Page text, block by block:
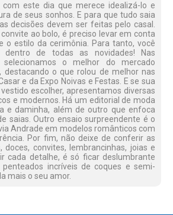
este dia que merece idealizá-lo e
de seus sonhos. E para que tudo saia
decisões devem ser feitas pelo casal.
ao bolo, é preciso levar em conta
o estilo da cerimônia. Para tanto, você
de todas as novidades! Nas
selecionamos o melhor do mercado
destacando o que rolou de melhor nas
e da Expo Noivas e Festas. E se sua
escolher, apresentamos diversas
e modernos. Há um editorial de moda
e daminha, além de outro que enfoca
saias. Outro ensaio surpreendente é o
Andrade em modelos românticos com
Por fim, não deixe de conferir as
doces, convites, lembrancinhas, joias e
cada detalhe, é só ficar deslumbrante
incríveis de coques e semi-
mais o seu amor.